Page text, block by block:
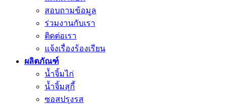
สอบถามข้อมูล
ร่วมงานกับเรา
ติดต่อเรา
แจ้งเรื่องร้องเรียน
ผลิตภัณฑ์
น้ำจิ้มไก่
น้ำจิ้มสุกี้
ซอสปรุงรส